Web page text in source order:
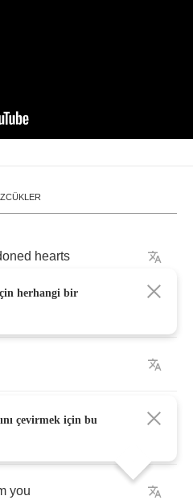
hearts
knew what we
you
herhangi bir
çevirmek için bu